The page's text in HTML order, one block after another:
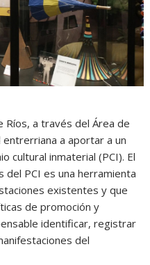
Ríos, a través del Área de
entrerriana a aportar a un
cultural inmaterial (PCI). El
PCI es una herramienta
existentes y que
de promoción y
identificar, registrar
del